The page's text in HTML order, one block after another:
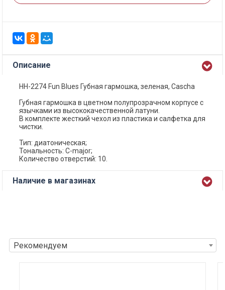
Описание
HH-2274 Fun Blues Губная гармошка, зеленая, Cascha
Губная гармошка в цветном полупрозрачном корпусе с
язычками из высококачественной латуни.
В комплекте жесткий чехол из пластика и салфетка для
чистки.
Тип: диатоническая;
Тональность: C-major;
Количество отверстий: 10.
Наличие в магазинах
Рекомендуем